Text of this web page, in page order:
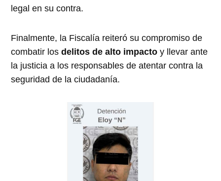
legal en su contra.
Finalmente, la Fiscalía reiteró su compromiso de
combatir losdelitos de alto impacto y llevar ante
la justicia a los responsables de atentar contra la
seguridad de la ciudadanía.